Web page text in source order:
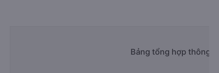
Bảng tổng hợp thông